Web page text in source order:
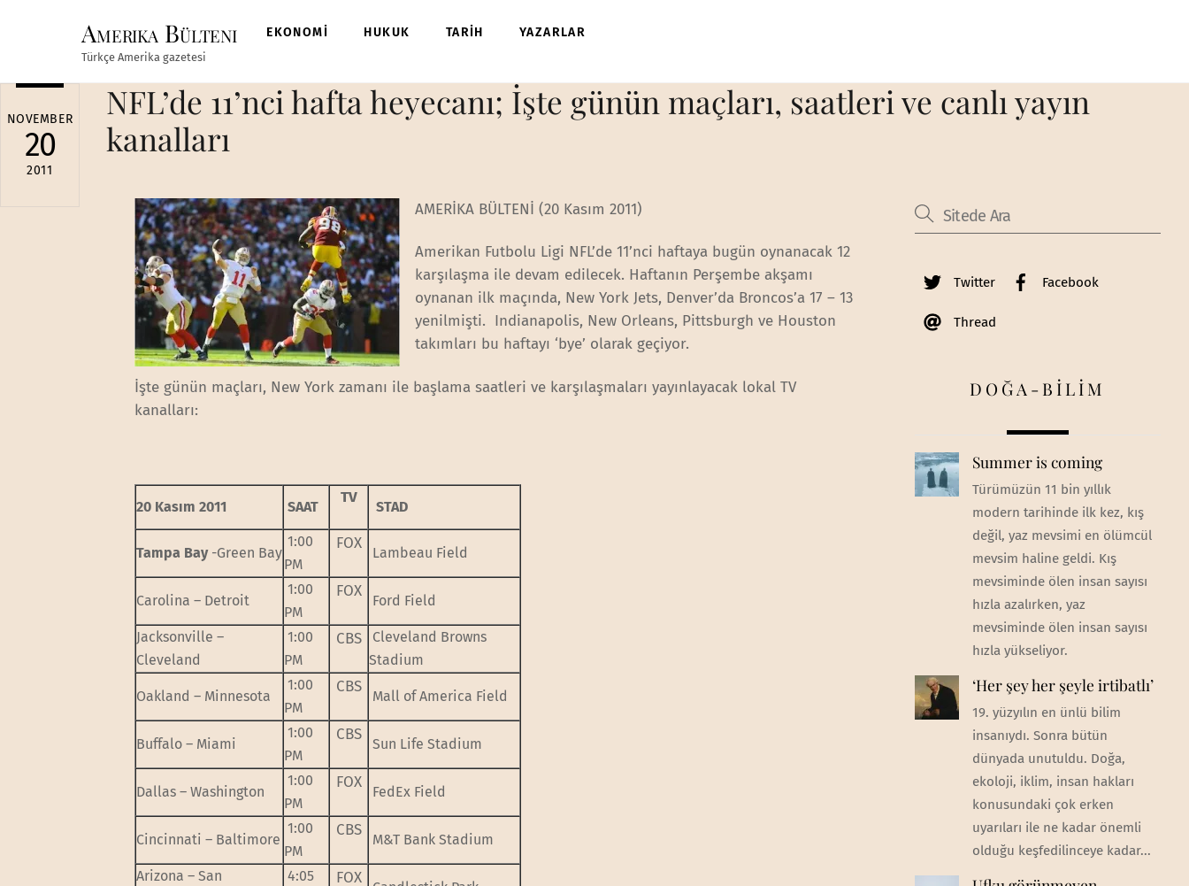
Amerika Bülteni
Türkçe Amerika gazetesi
EKONOMİ HUKUK TARİH YAZARLAR
NOVEMBER
20
2011
NFL’de 11’nci hafta heyecanı; İşte günün maçları, saatleri ve canlı yayın
kanalları
AMERİKA BÜLTENİ (20 Kasım 2011)
Amerikan Futbolu Ligi NFL’de 11’nci haftaya bugün oynanacak 12
karşılaşma ile devam edilecek. Haftanın Perşembe akşamı
oynanan ilk maçında, New York Jets, Denver’da Broncos’a 17 – 13
yenilmişti. Indianapolis, New Orleans, Pittsburgh ve Houston
takımları bu haftayı ‘bye’ olarak geçiyor.
İşte günün maçları, New York zamanı ile başlama saatleri ve karşılaşmaları yayınlayacak lokal TV
kanalları:
20 Kasım 2011 SAAT
TV
STAD
Tampa Bay-Green Bay
1:00
PM
FOX
Lambeau Field
Carolina – Detroit
1:00
PM
FOX
Ford Field
Jacksonville –
Cleveland
1:00
PM
CBS
Cleveland Browns
Stadium
Oakland – Minnesota
1:00
PM
CBS
Mall of America Field
Buffalo – Miami
1:00
PM
CBS
Sun Life Stadium
Dallas – Washington
1:00
PM
FOX
FedEx Field
Cincinnati – Baltimore
1:00
PM
CBS
M&T Bank Stadium
Arizona – San
4:05
FOX
Twitter Facebook
Thread
DOĞA-BİLİM
Summer is coming
Türümüzün 11 bin yıllık
modern tarihinde ilk kez, kış
değil, yaz mevsimi en ölümcül
mevsim haline geldi. Kış
mevsiminde ölen insan sayısı
hızla azalırken, yaz
mevsiminde ölen insan sayısı
hızla yükseliyor.
‘Her şey her şeyle irtibatlı’
19. yüzyılın en ünlü bilim
insanıydı. Sonra bütün
dünyada unutuldu. Doğa,
ekoloji, iklim, insan hakları
konusundaki çok erken
uyarıları ile ne kadar önemli
olduğu keşfedilinceye kadar...